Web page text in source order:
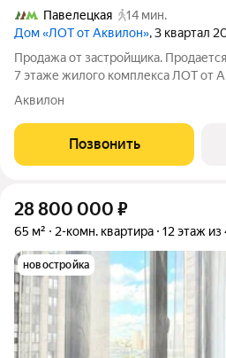
Павелецкая
14 мин.
Дом «ЛОТ от Аквилон», 3 квартал
Продажа от застройщика.
7 этаже жилого комплекса ЛОТ от
2029 г. О ПРОЕКТЕ: Дом класса
статично, оно
Аквилон
Позвонить
28 800 000 ₽
65 м² 2-комн. квартира 12 этаж из
новостройка